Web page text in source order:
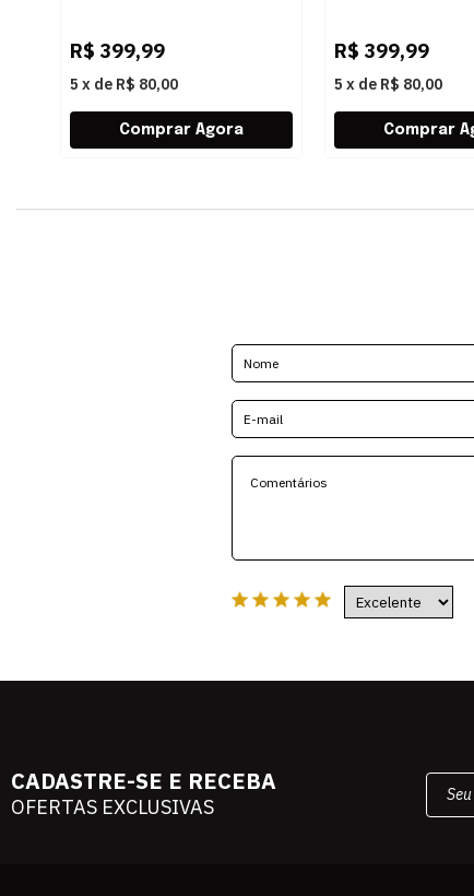
R$ 399,99
5 x de R$ 80,00
R$ 399,99
5 x de R$ 80,00
CADASTRE-SE E RECEBA
OFERTAS EXCLUSIVAS